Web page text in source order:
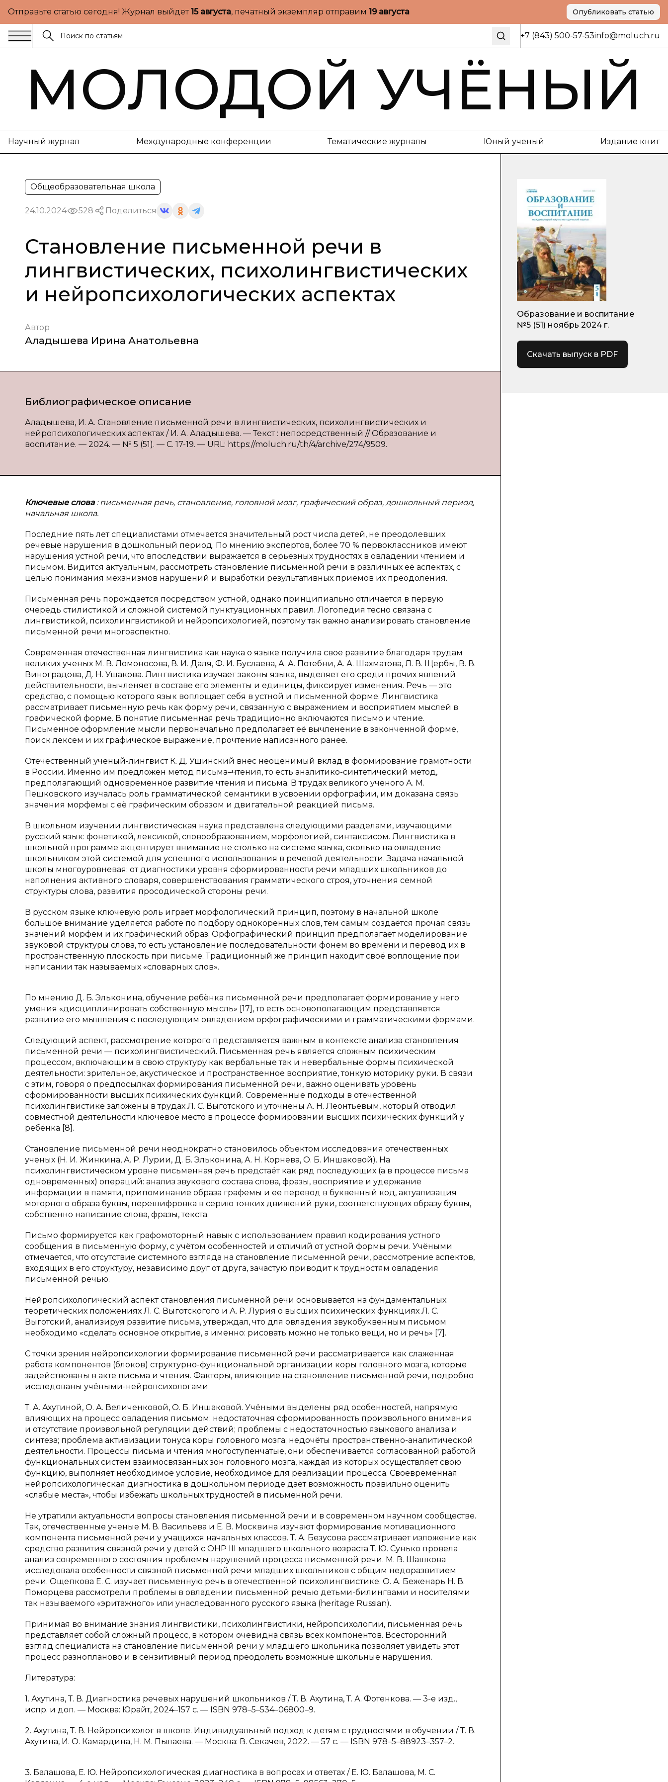
Отправьте статью сегодня! Журнал выйдет15 августа, печатный экземпляр отправим 19 августа Опубликовать статью
+7 (843) 500-57-53info@moluch.ru
МОЛОДОЙ УЧЁНЫЙ
Научный журнал Международные конференции Тематические журналы Юный ученый Издание книг
Общеобразовательная школа
24.10.2024 528 Поделиться
Становление письменной речи в
лингвистических, психолингвистических
и нейропсихологических аспектах
Автор
Аладышева Ирина Анатольевна
Библиографическое описание
Аладышева, И. А. Становление письменной речи в лингвистических, психолингвистических и
нейропсихологических аспектах / И. А. Аладышева. — Текст : непосредственный // Образование и
воспитание. — 2024. — № 5 (51). — С. 17-19. — URL: https://moluch.ru/th/4/archive/274/9509.
Ключевые слова: письменная речь, становление, головной мозг, графический образ, дошкольный период,
начальная школа.
Последние пять лет специалистами отмечается значительный рост числа детей, не преодолевших
речевые нарушения в дошкольный период. По мнению экспертов, более 70 % первоклассников имеют
нарушения устной речи, что впоследствии выражается в серьезных трудностях в овладении чтением и
письмом. Видится актуальным, рассмотреть становление письменной речи в различных её аспектах, с
целью понимания механизмов нарушений и выработки результативных приёмов их преодоления.
Письменная речь порождается посредством устной, однако принципиально отличается в первую
очередь стилистикой и сложной системой пунктуационных правил. Логопедия тесно связана с
лингвистикой, психолингвистикой и нейропсихологией, поэтому так важно анализировать становление
письменной речи многоаспектно.
Современная отечественная лингвистика как наука о языке получила свое развитие благодаря трудам
великих ученых М. В. Ломоносова, В. И. Даля, Ф. И. Буслаева, А. А. Потебни, А. А. Шахматова, Л. В. Щербы, В. В.
Виноградова, Д. Н. Ушакова. Лингвистика изучает законы языка, выделяет его среди прочих явлений
действительности, вычленяет в составе его элементы и единицы, фиксирует изменения. Речь — это
средство, с помощью которого язык воплощает себя в устной и письменной форме. Лингвистика
рассматривает письменную речь как форму речи, связанную с выражением и восприятием мыслей в
графической форме. В понятие письменная речь традиционно включаются письмо и чтение.
Письменное оформление мысли первоначально предполагает её вычленение в законченной форме,
поиск лексем и их графическое выражение, прочтение написанного ранее.
Отечественный учёный-лингвист К. Д. Ушинский внес неоценимый вклад в формирование грамотности
в России. Именно им предложен метод письма–чтения, то есть аналитико-синтетический метод,
предполагающий одновременное развитие чтения и письма. В трудах великого ученого А. М.
Пешковского изучалась роль грамматической семантики в усвоении орфографии, им доказана связь
значения морфемы с её графическим образом и двигательной реакцией письма.
В школьном изучении лингвистическая наука представлена следующими разделами, изучающими
русский язык: фонетикой, лексикой, словообразованием, морфологией, синтаксисом. Лингвистика в
школьной программе акцентирует внимание не столько на системе языка, сколько на овладение
школьником этой системой для успешного использования в речевой деятельности. Задача начальной
школы многоуровневая: от диагностики уровня сформированности речи младших школьников до
наполнения активного словаря, совершенствования грамматического строя, уточнения семной
структуры слова, развития просодической стороны речи.
В русском языке ключевую роль играет морфологический принцип, поэтому в начальной школе
большое внимание уделяется работе по подбору однокоренных слов, тем самым создаётся прочая связь
значений морфем и их графический образ. Орфографический принцип предполагает моделирование
звуковой структуры слова, то есть установление последовательности фонем во времени и перевод их в
пространственную плоскость при письме. Традиционный же принцип находит своё воплощение при
написании так называемых «словарных слов».
По мнению Д. Б. Эльконина, обучение ребёнка письменной речи предполагает формирование у него
умения «дисциплинировать собственную мысль» [17], то есть основополагающим представляется
развитие его мышления с последующим овладением орфографическими и грамматическими формами.
Следующий аспект, рассмотрение которого представляется важным в контексте анализа становления
письменной речи — психолингвистический. Письменная речь является сложным психическим
процессом, включающим в свою структуру как вербальные так и невербальные формы психической
деятельности: зрительное, акустическое и пространственное восприятие, тонкую моторику руки. В связи
с этим, говоря о предпосылках формирования письменной речи, важно оценивать уровень
сформированности высших психических функций. Современные подходы в отечественной
психолингвистике заложены в трудах Л. С. Выготского и уточнены А. Н. Леонтьевым, который отводил
совместной деятельности ключевое место в процессе формировании высших психических функций у
ребёнка [8].
Становление письменной речи неоднократно становилось объектом исследования отечественных
ученых (Н. И. Жинкина, А. Р. Лурии, Д. Б. Эльконина, А. Н. Корнева, О. Б. Иншаковой). На
психолингвистическом уровне письменная речь предстаёт как ряд последующих (а в процессе письма
одновременных) операций: анализ звукового состава слова, фразы, восприятие и удержание
информации в памяти, припоминание образа графемы и ее перевод в буквенный код, актуализация
моторного образа буквы, перешифровка в серию тонких движений руки, соответствующих образу буквы,
собственно написание слова, фразы, текста.
Письмо формируется как графомоторный навык с использованием правил кодирования устного
сообщения в письменную форму, с учётом особенностей и отличий от устной формы речи. Учёными
отмечается, что отсутствие системного взгляда на становление письменной речи, рассмотрение аспектов,
входящих в его структуру, независимо друг от друга, зачастую приводит к трудностям овладения
письменной речью.
Нейропсихологический аспект становления письменной речи основывается на фундаментальных
теоретических положениях Л. С. Выготскогого и А. Р. Лурия о высших психических функциях Л. С.
Выготский, анализируя развитие письма, утверждал, что для овладения звукобуквенным письмом
необходимо «сделать основное открытие, а именно: рисовать можно не только вещи, но и речь» [7].
С точки зрения нейропсихологии формирование письменной речи рассматривается как слаженная
работа компонентов (блоков) структурно-функциональной организации коры головного мозга, которые
задействованы в акте письма и чтения. Факторы, влияющие на становление письменной речи, подробно
исследованы учёными-нейропсихологами
Т. А. Ахутиной, О. А. Величенковой, О. Б. Иншаковой. Учёными выделены ряд особенностей, напрямую
влияющих на процесс овладения письмом: недостаточная сформированность произвольного внимания
и отсутствие произвольной регуляции действий; проблемы с недостаточностью языкового анализа и
синтеза; проблема активизации тонуса коры головного мозга; недочёты пространственно-аналитической
деятельности. Процессы письма и чтения многоступенчатые, они обеспечивается согласованной работой
функциональных систем взаимосвязанных зон головного мозга, каждая из которых осуществляет свою
функцию, выполняет необходимое условие, необходимое для реализации процесса. Своевременная
нейропсихологическая диагностика в дошкольном периоде даёт возможность правильно оценить
«слабые места», чтобы избежать школьных трудностей в письменной речи.
Не утратили актуальности вопросы становления письменной речи и в современном научном сообществе.
Так, отечественные ученые М. В. Васильева и Е. В. Москвина изучают формирование мотивационного
компонента письменной речи у учащихся начальных классов. Т. А. Безусова рассматривает изложение как
средство развития связной речи у детей с ОНР III младшего школьного возраста Т. Ю. Сунько провела
анализ современного состояния проблемы нарушений процесса письменной речи. М. В. Шашкова
исследовала особенности связной письменной речи младших школьников с общим недоразвитием
речи. Ощепкова Е. С. изучает письменную речь в отечественной психолингвистике. О. А. Беженарь Н. В.
Поморцева рассмотрели проблемы в овладении письменной речью детьми-билингвами и носителями
так называемого «эритажного» или унаследованного русского языка (heritage Russian).
Принимая во внимание знания лингвистики, психолингвистики, нейропсихологии, письменная речь
представляет собой сложный процесс, в котором очевидна связь всех компонентов. Всесторонний
взгляд специалиста на становление письменной речи у младшего школьника позволяет увидеть этот
процесс разнопланово и в сензитивный период преодолеть возможные школьные нарушения.
Литература:
1. Ахутина, Т. В. Диагностика речевых нарушений школьников / Т. В. Ахутина, Т. А. Фотенкова. — 3-е изд.,
испр. и доп. — Москва: Юрайт, 2024–157 с. — ISBN 978–5–534–06800–9.
2. Ахутина, Т. В. Нейропсихолог в школе. Индивидуальный подход к детям с трудностями в обучении / Т. В.
Ахутина, И. О. Камардина, Н. М. Пылаева. — Москва: В. Секачев, 2022. — 57 с. — ISBN 978–5–88923–357–2.
3. Балашова, Е. Ю. Нейропсихологическая диагностика в вопросах и ответах / Е. Ю. Балашова, М. С.
Образование и воспитание
№5 (51) ноябрь 2024 г.
Скачать выпуск в PDF